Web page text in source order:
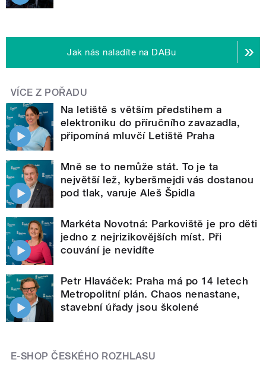
Jak nás naladíte na DABu
VÍCE Z POŘADU
Na letiště s větším předstihem a
elektroniku do příručního zavazadla,
připomíná mluvčí Letiště Praha
Mně se to nemůže stát. To je ta
největší lež, kyberšmejdi vás dostanou
pod tlak, varuje Aleš Špidla
Markéta Novotná: Parkoviště je pro děti
jedno z nejrizikovějších míst. Při
couvání je nevidíte
Petr Hlaváček: Praha má po 14 letech
Metropolitní plán. Chaos nenastane,
stavební úřady jsou školené
E-SHOP ČESKÉHO ROZHLASU